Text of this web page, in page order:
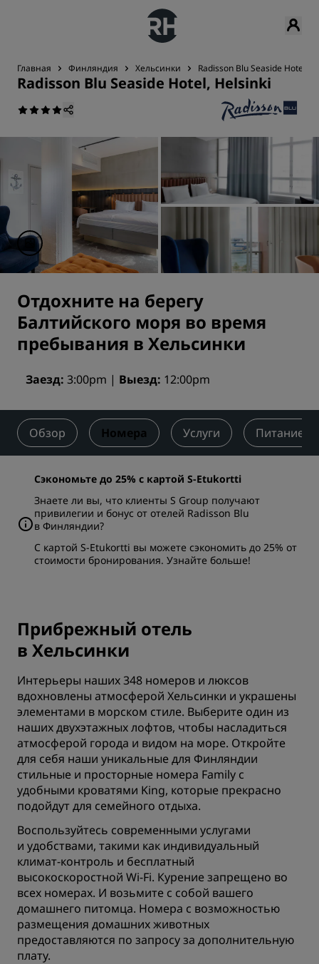
Главная Финляндия Хельсинки Radisson Blu Seaside Hotel,
Radisson Blu Seaside Hotel, Helsinki
Отдохните на берегу
Балтийского моря во время
пребывания в Хельсинки
Заезд 3:00pm Выезд 12:00pm
Обзор Номера Услуги Питание
Сэкономьте до 25% с картой S-Etukortti
Знаете ли вы, что клиенты S Group получают
привилегии и бонус от отелей Radisson Blu
в Финляндии?
С картой S-Etukortti вы можете сэкономить до 25% от
стоимости бронирования. Узнайте больше!
Прибрежный отель
в Хельсинки
Интерьеры наших 348 номеров и люксов
вдохновлены атмосферой Хельсинки и украшены
элементами в морском стиле. Выберите один из
наших двухэтажных лофтов, чтобы насладиться
атмосферой города и видом на море. Откройте
для себя наши уникальные для Финляндии
стильные и просторные номера Family с
удобными кроватями King, которые прекрасно
подойдут для семейного отдыха.
Воспользуйтесь современными услугами
и удобствами, такими как индивидуальный
климат-контроль и бесплатный
высокоскоростной Wi-Fi. Курение запрещено во
всех номерах. И возьмите с собой вашего
домашнего питомца. Номера с возможностью
размещения домашних животных
предоставляются по запросу за дополнительную
плату.